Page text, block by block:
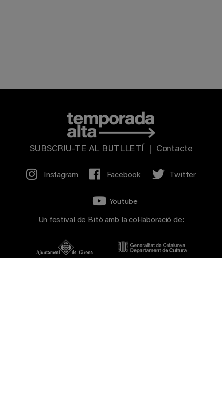
SUBSCRIU-TE AL BUTLLETÍ Contacte
Instagram Facebook Twitter
Youtube
Un festival de Bitò amb la col·laboració de: